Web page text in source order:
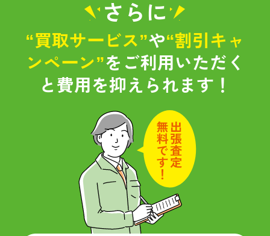
さらに
“買取サービス”や“割引キャ
ンペーン”をご利用いただく
と費用を抑えられます！